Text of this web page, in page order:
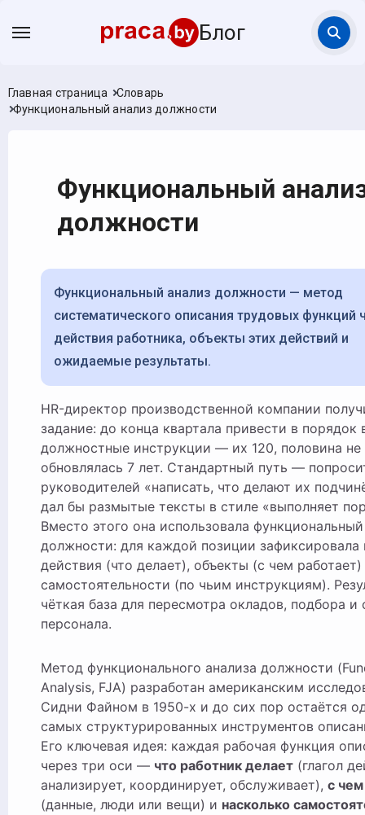
Блог
Главная страница
Словарь
Функциональный анализ должности
Функциональный
должности
Функциональный анализ должности — метод
систематического описания трудовых функций
действия работника, объекты этих действий и
ожидаемые результаты.
HR-директор производственной компании получила
задание: до конца квартала привести в порядок
должностные инструкции — их 120, половина не
обновлялась 7 лет. Стандартный путь —
руководителей «написать, что делают их
дал бы размытые тексты в стиле «выполняет
Вместо этого она использовала
должности: для каждой позиции зафиксировала
действия (что делает), объекты (с чем
самостоятельности (по чьим инструкциям).
чёткая база для пересмотра окладов, подбора и
персонала.
Метод функционального анализа должности
Analysis, FJA) разработан американским
Сидни Файном в 1950-х и до сих пор остаётся
самых структурированных инструментов
Его ключевая идея: каждая рабочая функция
через три оси — что работник делает(глагол
анализирует, координирует, обслуживает), с
(данные, люди или вещи) и насколько